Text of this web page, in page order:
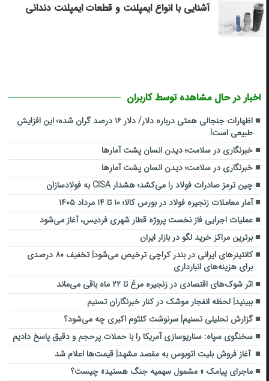
آشنایی با انواع ایمپلنت و قطعات ایمپلنت دندانی
اخبار در حال مشاهده توسط کاربران
اظهارات جنجالی همتی درباره دلار/ دلار ۱۶ درصد گران شده؛ این افزایش
طبیعی است!
خبرنگاری در سلامت؛ دیدن انسان پشت آمارها
خبرنگاری در سلامت؛ دیدن انسان پشت آمارها
چین ترمز صادرات فولاد را می‌کشد؛ هشدار CISA به فولادسازان
آمار معاملات زنجیره فولاد در بورس کالا؛ ۱۰ تا ۱۴ مرداد ۱۴۰۵
عملیات اجرایی فاز نخست پروژه قطار شهری فردیس، آغاز می‌شود
برترین مراکز خرید لگو در بازار ایران
کانتینرهای ایرانی در بندر کراچی ترخیص می‌شود| تخفیف ۸۰ درصدی
برای هزینه‌های انبارداری
اثر شوک‌های اقتصادی در زنجیره مرغ تا ۲۲ ماه باقی می‌ماند
ببینید| لحظه انفجار موشک‌ در کنار خبرنگاران تسنیم
گزارش تحلیلی تسنیم| سرنوشت کلثوم اکبری چه می‌شود؟
سخنگوی سپاه: سناریوسازی آمریکا را با حملات پرحجم‌‌ و دقیق‌ پاسخ دادیم
آغاز فروش بلیت اتوبوس به مقصد مشهد| قیمت‌ها اعلام شد
ماجرای پیامک « مشمول سهمیه جنگ هستید» چیست؟